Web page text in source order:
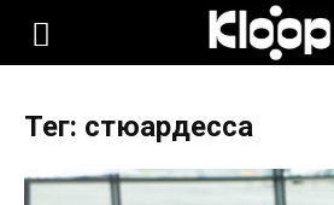
KLOOP.KG
Тег: стюардесса